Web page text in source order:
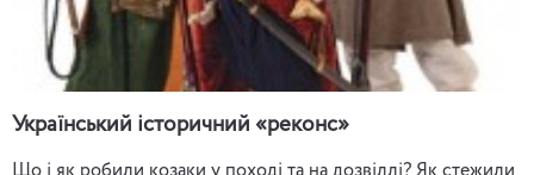
Український історичний «реконс»